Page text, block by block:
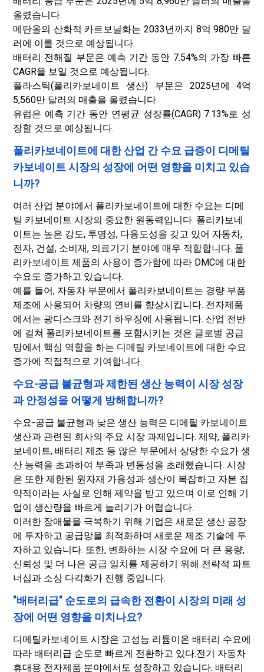
올렸습니다.
메탄올의 산화적 카르보닐화는 2033년까지 8억 980만 달
러에 이를 것으로 예상됩니다.
배터리 전해질 부문은 예측 기간 동안 7.54%의 가장 빠른
CAGR을 보일 것으로 예상됩니다.
플라스틱(폴리카보네이트 생산) 부문은 2025년에 4억
5,560만 달러의 매출을 올렸습니다.
유럽은 예측 기간 동안 연평균 성장률(CAGR) 7.13%로 성
장할 것으로 예상됩니다.
폴리카보네이트에 대한 산업 간 수요 급증이 디메틸
카보네이트 시장의 성장에 어떤 영향을 미치고 있습
니까?
여러 산업 분야에서 폴리카보네이트에 대한 수요는 디메
틸 카보네이트 시장의 중요한 원동력입니다. 폴리카보네
이트는 높은 강도, 투명성, 다용도성을 갖고 있어 자동차,
전자, 건설, 소비재, 의료기기 분야에 매우 적합합니다. 폴
리카보네이트 제품의 사용이 증가함에 따라 DMC에 대한
수요도 증가하고 있습니다.
예를 들어, 자동차 부문에서 폴리카보네이트는 경량 부품
제조에 사용되어 차량의 연비를 향상시킵니다. 전자제품
에서는 광디스크와 전기 하우징에 사용됩니다. 산업 전반
에 걸쳐 폴리카보네이트를 포함시키는 것은 글로벌 공급
망에서 핵심 역할을 하는 디메틸 카보네이트에 대한 수요
증가에 직접적으로 기여합니다.
수요-공급 불균형과 제한된 생산 능력이 시장 성장
과 안정성을 어떻게 방해합니까?
수요-공급 불균형과 낮은 생산 능력은 디메틸 카보네이트
생산과 관련된 회사의 주요 시장 과제입니다. 제약, 폴리카
보네이트, 배터리 제조 등 많은 부문에서 상당한 수요가 생
산 능력을 초과하여 부족과 변동성을 초래했습니다. 시장
은 또한 제한된 원자재 가용성과 생산이 복잡하고 자본 집
약적이라는 사실로 인해 제약을 받고 있으며 이로 인해 기
업이 생산량을 빠르게 늘리기가 어렵습니다.
이러한 장애물을 극복하기 위해 기업은 새로운 생산 공장
에 투자하고 공급망을 최적화하며 새로운 제조 기술에 투
자하고 있습니다. 또한, 변화하는 시장 수요에 더 큰 용량,
신뢰성 및 더 나은 공급 일치를 제공하기 위해 전략적 파트
너십과 소싱 다각화가 진행 중입니다.
"배터리급" 순도로의 급속한 전환이 시장의 미래 성
장에 어떤 영향을 미치나요?
디메틸카보네이트 시장은 고성능 리튬이온 배터리 수요에
따라 배터리급 순도로 빠르게 전환하고 있다.전기 자동차
휴대용 전자제품 분야에서도 성장하고 있습니다. 배터리